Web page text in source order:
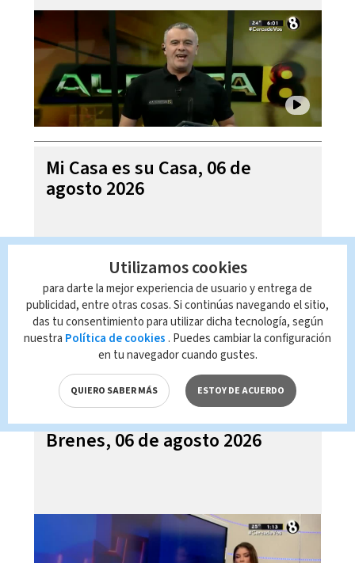
Mi Casa es su Casa, 06 de
agosto 2026
Telediario En Directo con Paula
Brenes, 06 de agosto 2026
Utilizamos cookies
para darte la mejor experiencia de usuario y entrega de
publicidad, entre otras cosas. Si continúas navegando el sitio,
das tu consentimiento para utilizar dicha tecnología, según
nuestra Política de cookies . Puedes cambiar la configuración
en tu navegador cuando gustes.
QUIERO SABER MÁS ESTOY DE ACUERDO